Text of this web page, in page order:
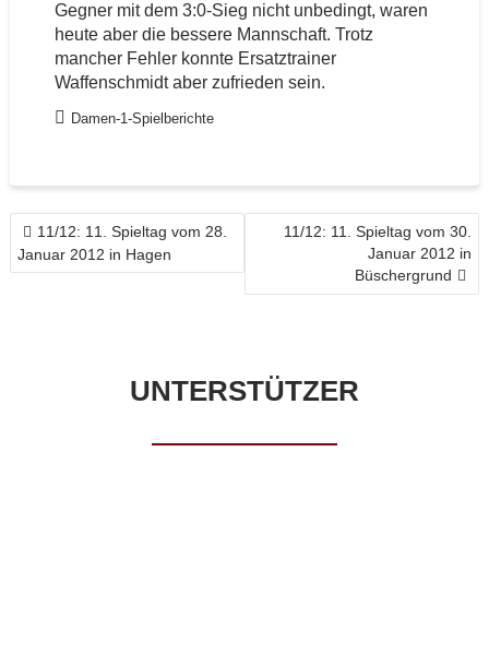
Gegner mit dem 3:0-Sieg nicht unbedingt, waren
heute aber die bessere Mannschaft. Trotz
mancher Fehler konnte Ersatztrainer
Waffenschmidt aber zufrieden sein.
Damen-1-Spielberichte
BEITRAGSNAVIGATION
11/12: 11. Spieltag vom 28.
Januar 2012 in Hagen
11/12: 11. Spieltag vom 30.
Januar 2012 in
Büschergrund
UNTERSTÜTZER